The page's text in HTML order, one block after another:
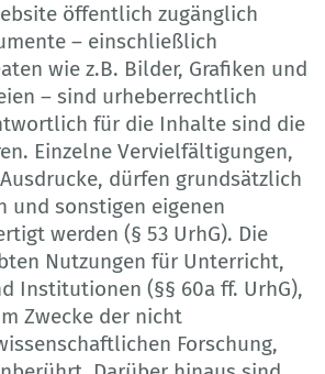
öffentlich zugänglich
– einschließlich
wie z.B. Bilder, Grafiken und
– sind urheberrechtlich
für die Inhalte sind die
Einzelne Vervielfältigungen,
dürfen grundsätzlich
und sonstigen eigenen
werden (§ 53 UrhG). Die
Nutzungen für Unterricht,
Institutionen (§§ 60a ff. UrhG),
Zwecke der nicht
Forschung,